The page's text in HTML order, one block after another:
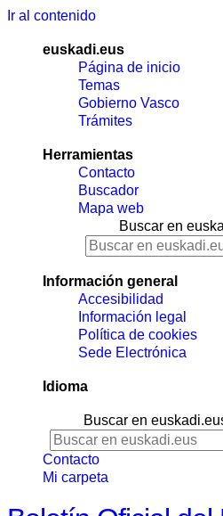
Ir al contenido
euskadi.eus
Página de inicio
Temas
Gobierno Vasco
Trámites
Herramientas
Contacto
Buscador
Mapa web
Buscar en
Información general
Accesibilidad
Información legal
Política de cookies
Sede Electrónica
Idioma
Buscar en
Contacto
Mi carpeta